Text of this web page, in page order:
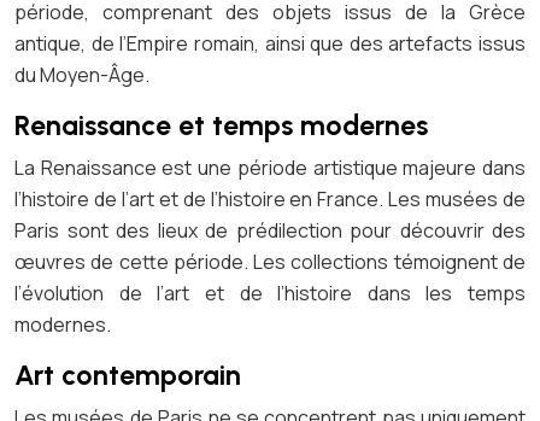
période, comprenant des objets issus de la Grèce
antique, de l’Empire romain, ainsi que des artefacts issus
du Moyen-Âge.
Renaissance et temps modernes
La Renaissance est une période artistique majeure dans
l’histoire de l’art et de l’histoire en France. Les musées de
Paris sont des lieux de prédilection pour découvrir des
œuvres de cette période. Les collections témoignent de
l’évolution de l’art et de l’histoire dans les temps
modernes.
Art contemporain